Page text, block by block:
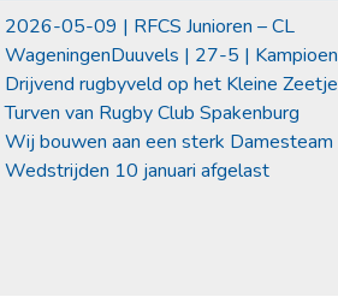
2026-05-09 | RFCS Junioren – CL
WageningenDuuvels | 27-5 | Kampioen
Drijvend rugbyveld op het Kleine Zeetje
Turven van Rugby Club Spakenburg
Wij bouwen aan een sterk Damesteam
Wedstrijden 10 januari afgelast